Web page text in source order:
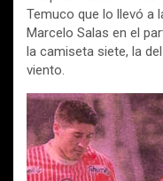
Temuco que lo llevó a
Marcelo Salas en el
la camiseta siete, la
viento.